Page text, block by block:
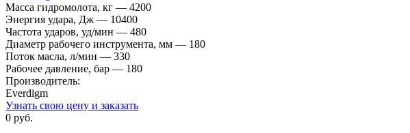
Масса гидромолота, кг — 4200
Энергия удара, Дж — 10400
Частота ударов, уд/мин — 480
Диаметр рабочего инструмента, мм — 180
Поток масла, л/мин — 330
Рабочее давление, бар — 180
Производитель:
Everdigm
Узнать свою цену и заказать
0 руб.